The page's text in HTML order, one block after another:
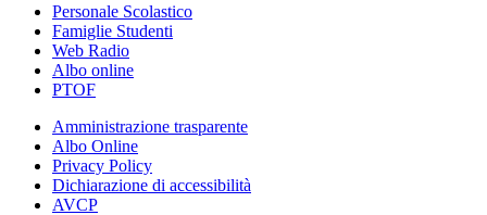
Personale Scolastico
Famiglie Studenti
Web Radio
Albo online
PTOF
Amministrazione trasparente
Albo Online
Privacy Policy
Dichiarazione di accessibilità
AVCP